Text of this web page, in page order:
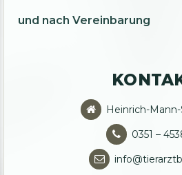
und nach Vereinbarung
Heinrich-Mann-
0351 –